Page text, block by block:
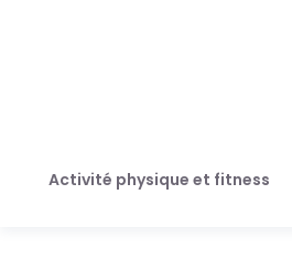
Activité physique et fitness